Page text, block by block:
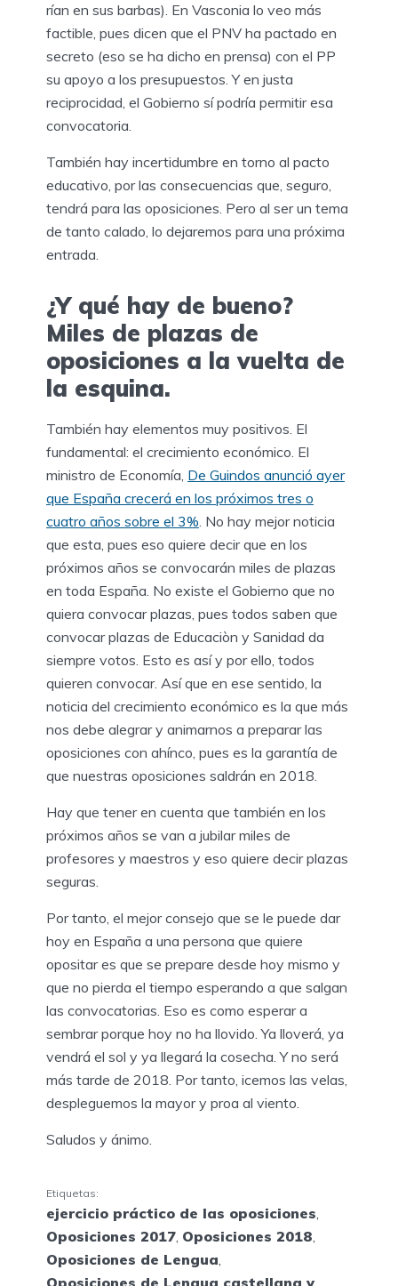
rían en sus barbas). En Vasconia lo veo más
factible, pues dicen que el PNV ha pactado en
secreto (eso se ha dicho en prensa) con el PP
su apoyo a los presupuestos. Y en justa
reciprocidad, el Gobierno sí podría permitir esa
convocatoria.
También hay incertidumbre en torno al pacto
educativo, por las consecuencias que, seguro,
tendrá para las oposiciones. Pero al ser un tema
de tanto calado, lo dejaremos para una próxima
entrada.
¿Y qué hay de bueno?
Miles de plazas de
oposiciones a la vuelta de
la esquina.
También hay elementos muy positivos. El
fundamental: el crecimiento económico. El
ministro de Economía, De Guindos anunció ayer
que España crecerá en los próximos tres o
cuatro años sobre el 3% . No hay mejor noticia
que esta, pues eso quiere decir que en los
próximos años se convocarán miles de plazas
en toda España. No existe el Gobierno que no
quiera convocar plazas, pues todos saben que
convocar plazas de Educaciòn y Sanidad da
siempre votos. Esto es así y por ello, todos
quieren convocar. Así que en ese sentido, la
noticia del crecimiento económico es la que más
nos debe alegrar y animarnos a preparar las
oposiciones con ahínco, pues es la garantía de
que nuestras oposiciones saldrán en 2018.
Hay que tener en cuenta que también en los
próximos años se van a jubilar miles de
profesores y maestros y eso quiere decir plazas
seguras.
Por tanto, el mejor consejo que se le puede dar
hoy en España a una persona que quiere
opositar es que se prepare desde hoy mismo y
que no pierda el tiempo esperando a que salgan
las convocatorias. Eso es como esperar a
sembrar porque hoy no ha llovido. Ya lloverá, ya
vendrá el sol y ya llegará la cosecha. Y no será
más tarde de 2018. Por tanto, icemos las velas,
despleguemos la mayor y proa al viento.
Saludos y ánimo.
Etiquetas:
ejercicio práctico de las oposiciones,
Oposiciones 2017, Oposiciones 2018,
Oposiciones de Lengua,